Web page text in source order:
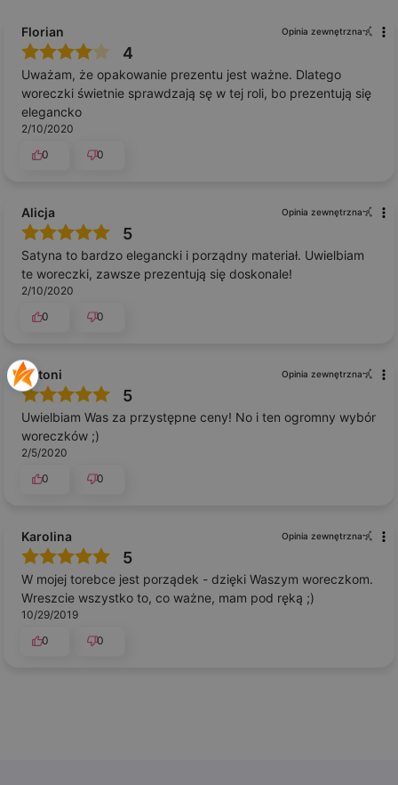
Florian Opinia zewnętrzna
4
Uważam, że opakowanie prezentu jest ważne. Dlatego
woreczki świetnie sprawdzają sę w tej roli, bo prezentują się
elegancko
2/10/2020
0
0
Alicja Opinia zewnętrzna
5
Satyna to bardzo elegancki i porządny materiał. Uwielbiam
te woreczki, zawsze prezentują się doskonale!
2/10/2020
0
0
Antoni Opinia zewnętrzna
5
Uwielbiam Was za przystępne ceny! No i ten ogromny wybór
woreczków ;)
2/5/2020
0
0
Karolina Opinia zewnętrzna
5
W mojej torebce jest porządek - dzięki Waszym woreczkom.
Wreszcie wszystko to, co ważne, mam pod ręką ;)
10/29/2019
0
0